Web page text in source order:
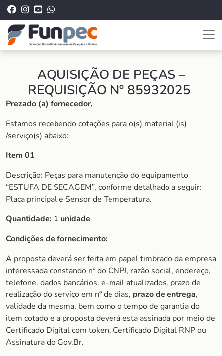
AQUISIÇÃO DE PEÇAS –
REQUISIÇÃO Nº 85932025
Prezado (a) fornecedor,
Estamos recebendo cotações para o(s) material (is)
/serviço(s) abaixo:
Item 01
Descrição: Peças para manutenção do equipamento
“ESTUFA DE SECAGEM”, conforme detalhado a seguir:
Placa principal e Sensor de Temperatura.
Quantidade: 1 unidade
Condições de fornecimento:
A proposta deverá ser feita em papel timbrado da empresa
interessada constando nº do CNPJ, razão social, endereço,
telefone, dados bancários, e-mail atualizados, prazo de
realização do serviço em nº de dias, prazo de entrega,
validade da mesma, bem como o tempo de garantia do
item cotado e a proposta deverá esta assinada por meio de
Certificado Digital com token, Certificado Digital RNP ou
Assinatura do Gov.Br.